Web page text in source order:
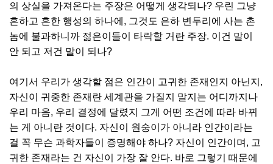
의 상실을 가져온다는 주장은 어떻게 생각되나? 우린 그냥
흔하고 흔한 행성의 하나에, 그것도 은하 변두리에 사는 촌
놈에 불과하니까 젊은이들이 타락할 거란 주장. 이건 말이
안 되고 저건 말이 되나?
여기서 우리가 생각할 점은 인간이 고귀한 존재인지 아닌지,
자신이 귀중한 존재란 세계관을 가질지 말지는 어디까지나
우리 마음, 우리 결정에 달렸지 그게 어떤 조건에 따라 바뀌
는 게 아니란 것이다. 자신이 원숭이가 아니라 인간이라는
걸 꼭 무슨 과학자들이 증명해야 하나? 자신이 인간이며, 고
귀한 존재라는 건 자신이 가장 잘 안다. 바로 그렇기 때문에